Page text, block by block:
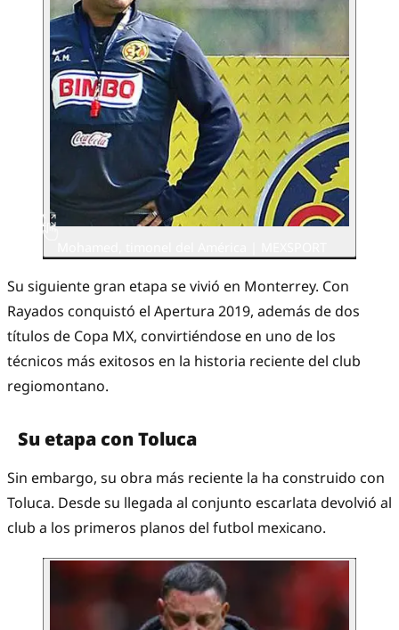
Su siguiente gran etapa se vivió en Monterrey. Con
Rayados conquistó el Apertura 2019, además de dos
títulos de Copa MX, convirtiéndose en uno de los
técnicos más exitosos en la historia reciente del club
regiomontano.
Su etapa con Toluca
Sin embargo, su obra más reciente la ha construido con
Toluca. Desde su llegada al conjunto escarlata devolvió al
club a los primeros planos del futbol mexicano.